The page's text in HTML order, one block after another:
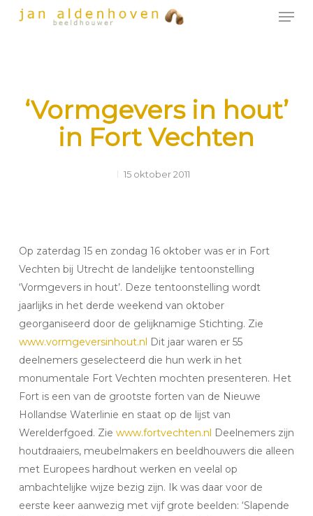
‘Vormgevers in hout’
in Fort Vechten
15 oktober 2011
Op zaterdag 15 en zondag 16 oktober was er in Fort
Vechten bij Utrecht de landelijke tentoonstelling
‘Vormgevers in hout’. Deze tentoonstelling wordt
jaarlijks in het derde weekend van oktober
georganiseerd door de gelijknamige Stichting. Zie
www.vormgeversinhout.nl Dit jaar waren er 55
deelnemers geselecteerd die hun werk in het
monumentale Fort Vechten mochten presenteren. Het
Fort is een van de grootste forten van de Nieuwe
Hollandse Waterlinie en staat op de lijst van
Werelderfgoed. Zie www.fortvechten.nl Deelnemers zijn
houtdraaiers, meubelmakers en beeldhouwers die alleen
met Europees hardhout werken en veelal op
ambachtelijke wijze bezig zijn. Ik was daar voor de
eerste keer aanwezig met vijf grote beelden: ‘Slapende